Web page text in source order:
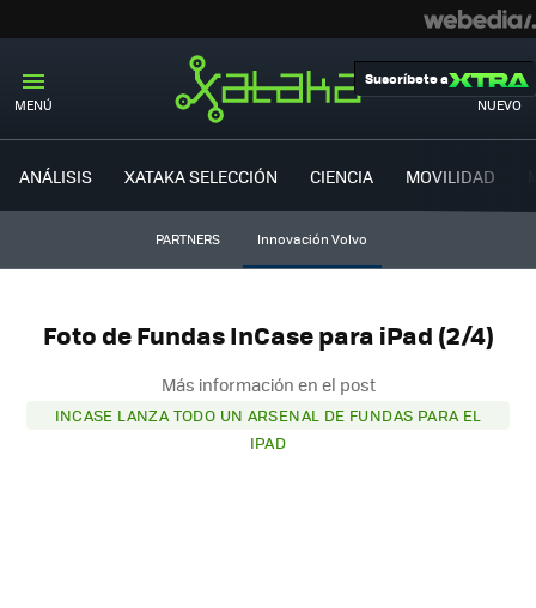
MENÚ NUEVO
Suscríbete a
ANÁLISIS XATAKA SELECCIÓN CIENCIA MOVILIDAD
PARTNERS Innovación Volvo
Foto de Fundas InCase para iPad (2/4)
Más información en el post
INCASE LANZA TODO UN ARSENAL DE FUNDAS PARA EL
IPAD